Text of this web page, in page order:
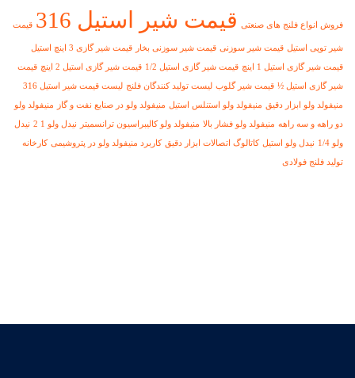
فروش انواع فلنج های صنعتی قیمت شیر استیل 316 قیمت
شیر توپی استیل قیمت شیر سوزنی قیمت شیر سوزنی بخار قیمت شیر گازی 3 اینچ استیل
قیمت شیر گازی استیل 1 اینچ قیمت شیر گازی استیل 1/2 قیمت شیر گازی استیل 2 اینچ قیمت
شیر گازی استیل ½ قیمت شیر گلوب لیست تولید کنندگان فلنج لیست قیمت شیر استیل 316
منیفولد ولو ابزار دقیق منیفولد ولو استنلس استیل منیفولد ولو در صنایع نفت و گاز منیفولد ولو
دو راهه و سه راهه منیفولد ولو فشار بالا منیفولد ولو کالیبراسیون ترانسمیتر نیدل ولو 1 2 نیدل
ولو 1/4 نیدل ولو استیل کاتالوگ اتصالات ابزار دقیق کاربرد منیفولد ولو در پتروشیمی کارخانه
تولید فلنج فولادی